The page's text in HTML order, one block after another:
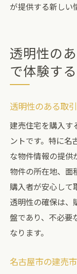
が提供する新しい
透明性の
で体験する
透明性のある取
建売住宅を購入す
ントです。特に名
な物件情報の提供
物件の所在地、面
購入者が安心して
透明性の確保は、
盤であり、不必要
なります。
名古屋市の建売